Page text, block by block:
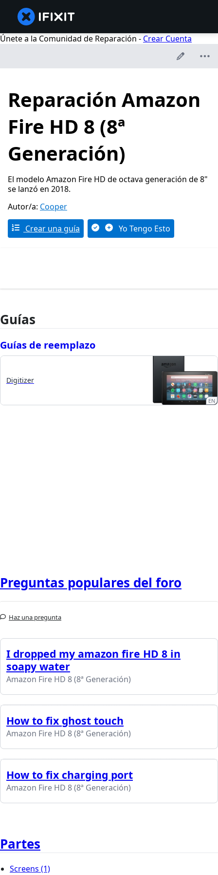
Únete a la Comunidad de Reparación - Crear Cuenta
Reparación Amazon
Fire HD 8 (8ª
Generación)
El modelo Amazon Fire HD de octava generación de 8"
se lanzó en 2018.
Autor/a: Cooper
Crear una guía Yo Tengo Esto
Guías
Guías de reemplazo
Digitizer
EN
Preguntas populares del foro
Haz una pregunta
I dropped my amazon fire HD 8 in
soapy water
Amazon Fire HD 8 (8ª Generación)
How to fix ghost touch
Amazon Fire HD 8 (8ª Generación)
How to fix charging port
Amazon Fire HD 8 (8ª Generación)
Partes
Screens (1)